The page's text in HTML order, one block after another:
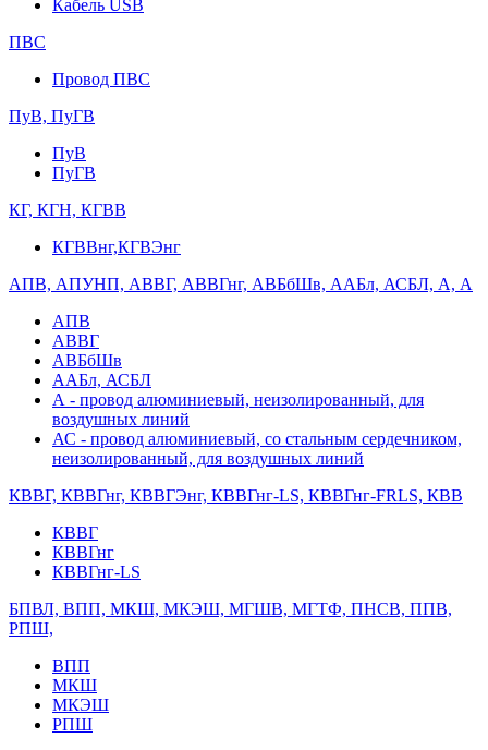
Кабель USB
ПВС
Провод ПВС
ПуВ, ПуГВ
ПуВ
ПуГВ
КГ, КГН, КГВВ
КГВВнг,КГВЭнг
АПВ, АПУНП, АВВГ, АВВГнг, АВБбШв, ААБл, АСБЛ, А, А
АПВ
АВВГ
АВБбШв
ААБл, АСБЛ
А - провод алюминиевый, неизолированный, для
воздушных линий
АС - провод алюминиевый, со стальным сердечником,
неизолированный, для воздушных линий
КВВГ, КВВГнг, КВВГЭнг, КВВГнг-LS, КВВГнг-FRLS, КВВ
КВВГ
КВВГнг
КВВГнг-LS
БПВЛ, ВПП, МКШ, МКЭШ, МГШВ, МГТФ, ПНСВ, ППВ,
РПШ,
ВПП
МКШ
МКЭШ
РПШ